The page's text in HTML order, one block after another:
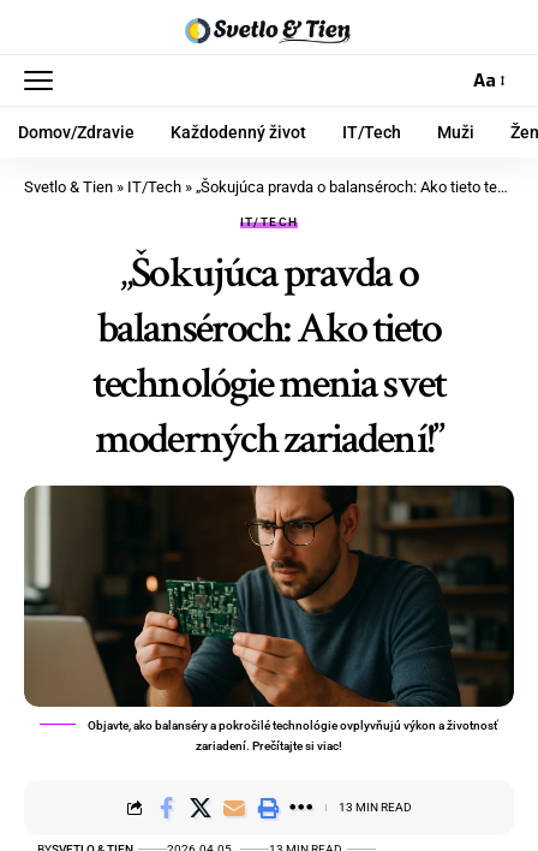
Aa
Domov/Zdravie Každodenný život IT/Tech Muži
Svetlo & Tien » IT/Tech » „Šokujúca pravda o balanséroch: Ako tieto technológie menia svet moderných zariadení!”
IT/TECH
„Šokujúca pravda o
balanséroch: Ako tieto
technológie menia svet
moderných zariadení!”
Objavte, ako balanséry a pokročilé technológie ovplyvňujú výkon a životnosť
zariadení. Prečítajte si viac!
13 MIN READ